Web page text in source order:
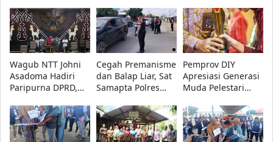
Mangga Besar,
Polisi Diminta
Ungkap Pelaku
Persoalan Segera
Diselesaikan
Pramuka Tetap
Utamakan
Pendidikan
Wagub NTT Johni
Asadoma Hadiri
Paripurna DPRD,
2027 Disepakati
Cegah Premanisme
dan Balap Liar, Sat
Samapta Polres
Intensifkan Patroli
di Jalinteng
Sumatera
Pemprov DIY
Apresiasi Generasi
Muda Pelestari
Penerima
Penghargaan
Diumumkan